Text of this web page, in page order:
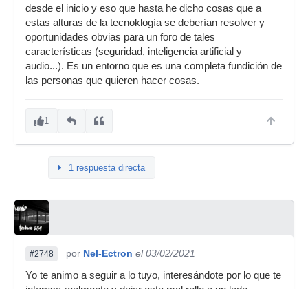
desde el inicio y eso que hasta he dicho cosas que a
estas alturas de la tecnoklogía se deberían resolver y
oportunidades obvias para un foro de tales
características (seguridad, inteligencia artificial y
audio...). Es un entorno que es una completa fundición de
las personas que quieren hacer cosas.
1
1 respuesta directa
#2748 por Nel-Ectron el 03/02/2021
Yo te animo a seguir a lo tuyo, interesándote por lo que te